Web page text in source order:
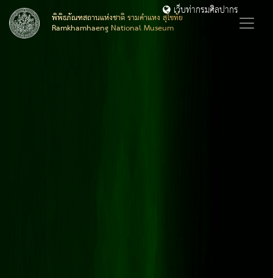
พิพิธภัณฑสถานแห่งชาติ รามคำแหง สุโขทัย
Ramkhamhaeng National Museum
เว็บท่ากรมศิลปากร